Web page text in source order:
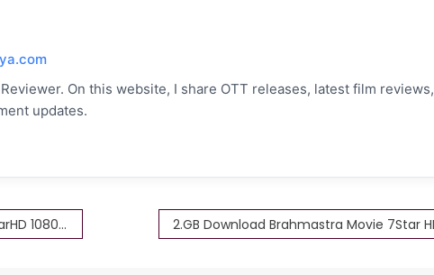
On this website, I share OTT releases, latest film reviews,
updates.
480p HD 4K